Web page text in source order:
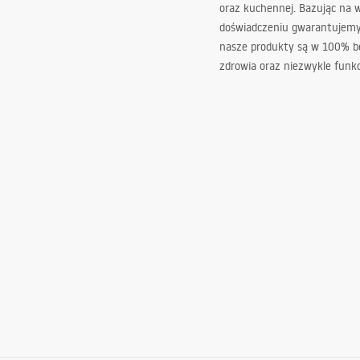
oraz kuchennej. Bazując na
doświadczeniu
nasze produkty są w 100%
zdrowia oraz niezwykle